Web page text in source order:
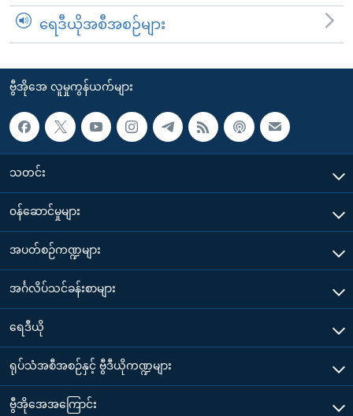
ရေဒီယိုအစီအစဉ်များ
ဗွီအိုအေ လူမှုကွန်ယက်များ
သတင်း
၀န်ဆောင်မှုများ
အပတ်စဉ်ကဏ္ဍများ
အင်္ဂလိပ်သင်ခန်းစာများ
ရေဒီယို
ရုပ်သံအစီအစဉ်နှင့် ဗွီဒီယိုကဏ္ဍများ
ဗွီအိုအေအကြောင်း